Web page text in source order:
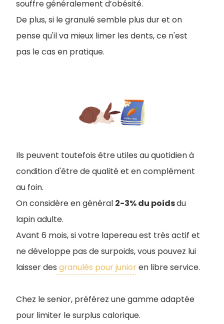
souffre généralement d’obésité.
De plus, si le granulé semble plus dur et on
pense qu'il va mieux limer les dents, ce n'est
pas le cas en pratique.
Ils peuvent toutefois être utiles au quotidien à
condition d'être de qualité et en complément
au foin.
On considère en général 2-3% du poidsdu
lapin adulte.
Avant 6 mois, si votre lapereau est très actif et
ne développe pas de surpoids, vous pouvez lui
laisser des granulés pour junioren libre service.
Chez le senior, préférez une gamme adaptée
pour limiter le surplus calorique.